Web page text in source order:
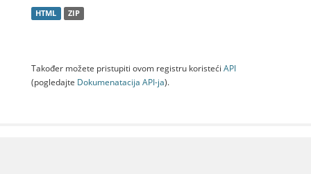
HTML ZIP
Također možete pristupiti ovom registru koristeći API
(pogledajte Dokumenаtаcijа API-jа).